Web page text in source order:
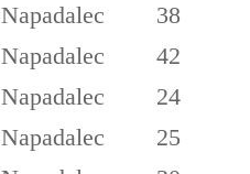
Napadalec
38
Napadalec
42
Napadalec
24
Napadalec
25